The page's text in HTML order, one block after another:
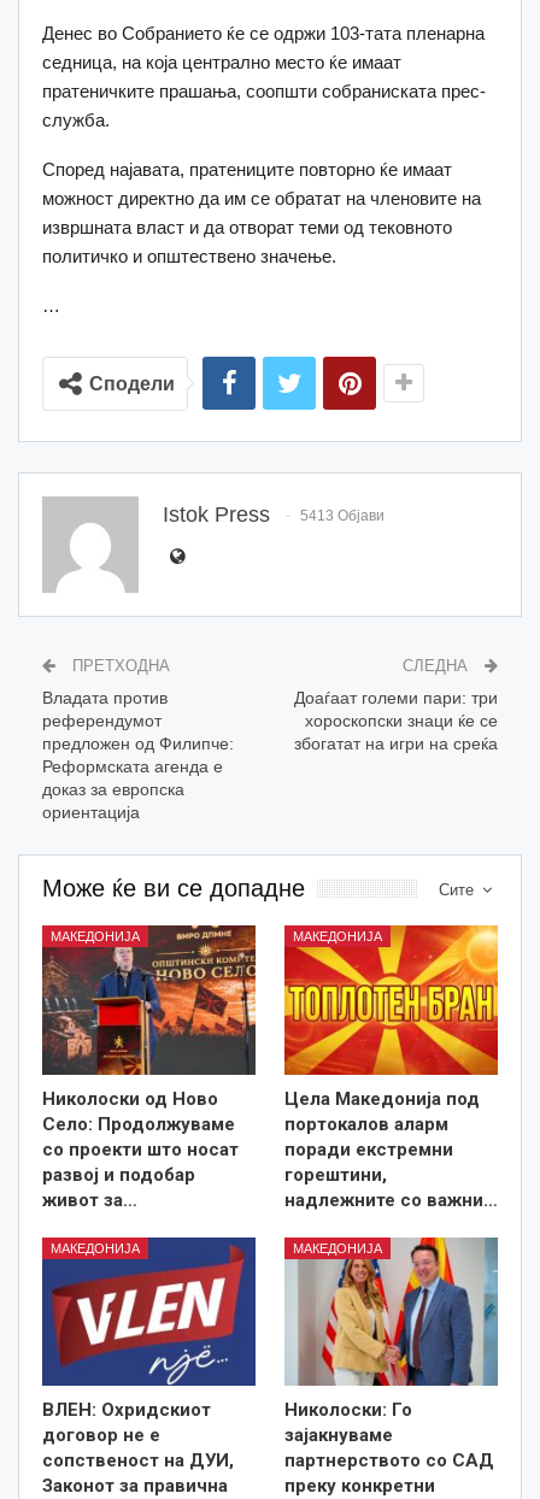
Денес во Собранието ќе се одржи 103-тата пленарна
седница, на која централно место ќе имаат
пратеничките прашања, соопшти собраниската прес-
служба.
Според најавата, пратениците повторно ќе имаат
можност директно да им се обратат на членовите на
извршната власт и да отворат теми од тековното
политичко и општествено значење.
…
Сподели
Istok Press 5413 Објави
ПРЕТХОДНА
Владата против
референдумот
предложен од Филипче:
Реформската агенда е
доказ за европска
ориентација
СЛЕДНА
Доаѓаат големи пари: три
хороскопски знаци ќе се
збогатат на игри на среќа
Сите
Може ќе ви се допадне
МАКЕДОНИЈА
Николоски од Ново
Село: Продолжуваме
со проекти што носат
развој и подобар
живот за…
МАКЕДОНИЈА
Цела Македонија под
портокалов аларм
поради екстремни
горештини,
надлежните со важни…
МАКЕДОНИЈА
ВЛЕН: Охридскиот
договор не е
сопственост на ДУИ,
Законот за правична
МАКЕДОНИЈА
Николоски: Го
зајакнуваме
партнерството со САД
преку конкретни